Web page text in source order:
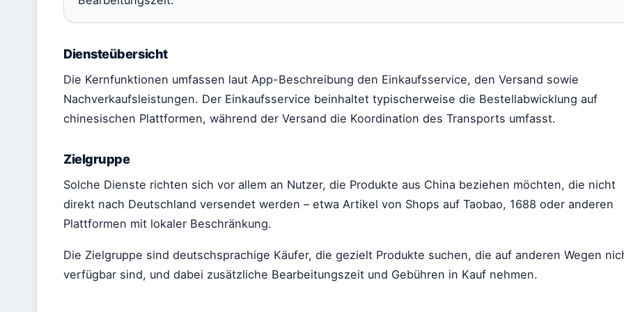
Diensteübersicht
Die Kernfunktionen umfassen laut App-Beschreibung den Einkaufsservice, den Versand sowie
Nachverkaufsleistungen. Der Einkaufsservice beinhaltet typischerweise die Bestellabwicklung auf
chinesischen Plattformen, während der Versand die Koordination des Transports umfasst.
Zielgruppe
Solche Dienste richten sich vor allem an Nutzer, die Produkte aus China beziehen möchten, die nicht
direkt nach Deutschland versendet werden – etwa Artikel von Shops auf Taobao, 1688 oder anderen
Plattformen mit lokaler Beschränkung.
Die Zielgruppe sind deutschsprachige Käufer, die gezielt Produkte suchen, die auf anderen Wegen
verfügbar sind, und dabei zusätzliche Bearbeitungszeit und Gebühren in Kauf nehmen.